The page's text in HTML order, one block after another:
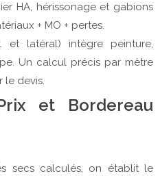
HA, hérissonage et gabions
+ MO + pertes.
et latéral) intègre peinture,
Un calcul précis par mètre
le devis.
et Bordereau
secs calculés, on établit le